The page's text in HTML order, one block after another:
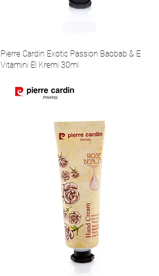
Pierre Cardin Exotic Passion Baobab & E
Vitamini El Kremi 30ml